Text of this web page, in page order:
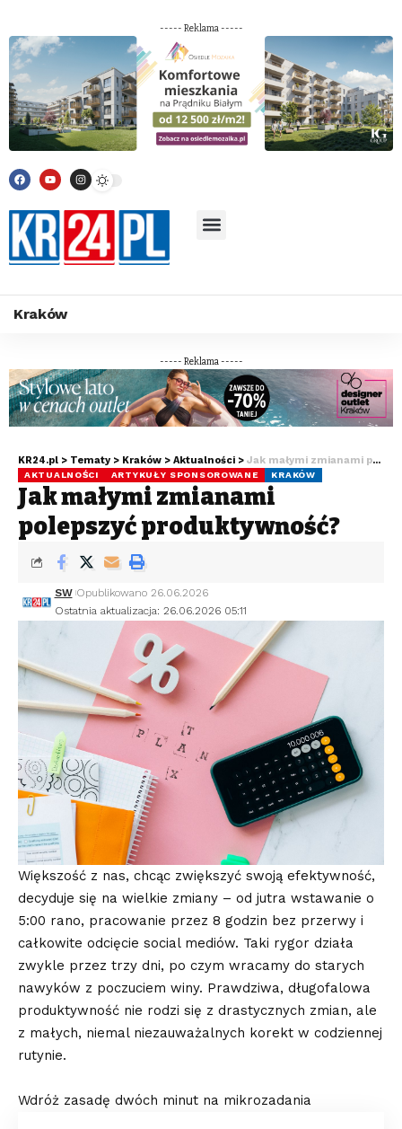
----- Reklama -----
Kraków
----- Reklama -----
KR24.pl > Tematy > Kraków > Aktualności > Jak małymi zmianami polepszyć produktywność?
AKTUALNOŚCI ARTYKUŁY SPONSOROWANE KRAKÓW
Jak małymi zmianami
polepszyć produktywność?
Ostatnia aktualizacja: 26.06.2026 05:11
SW Opublikowano 26.06.2026
Większość z nas, chcąc zwiększyć swoją efektywność,
decyduje się na wielkie zmiany – od jutra wstawanie o
5:00 rano, pracowanie przez 8 godzin bez przerwy i
całkowite odcięcie social mediów. Taki rygor działa
zwykle przez trzy dni, po czym wracamy do starych
nawyków z poczuciem winy. Prawdziwa, długofalowa
produktywność nie rodzi się z drastycznych zmian, ale
z małych, niemal niezauważalnych korekt w codziennej
rutynie.
Wdróż zasadę dwóch minut na mikrozadania